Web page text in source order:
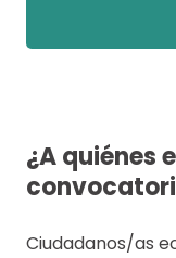
¿A quiénes
Ciudadanos/as